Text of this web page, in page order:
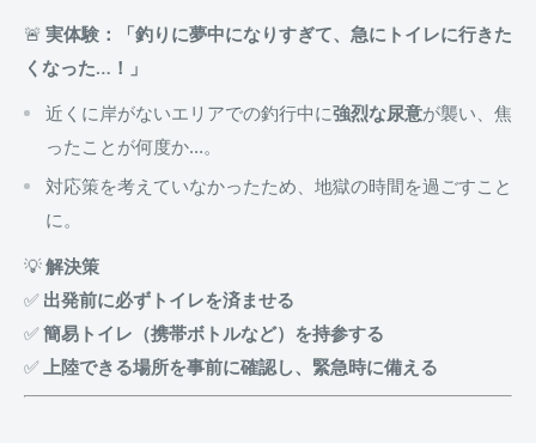
🚨 実体験：「釣りに夢中になりすぎて、急にトイレに行きた
くなった…！」
近くに岸がないエリアでの釣行中に強烈な尿意が襲い、焦
ったことが何度か…。
対応策を考えていなかったため、地獄の時間を過ごすこと
に。
💡解決策
✅ 出発前に必ずトイレを済ませる
✅簡易トイレ（携帯ボトルなど）を持参する
✅
上陸できる場所を事前に確認し、緊急時に備える